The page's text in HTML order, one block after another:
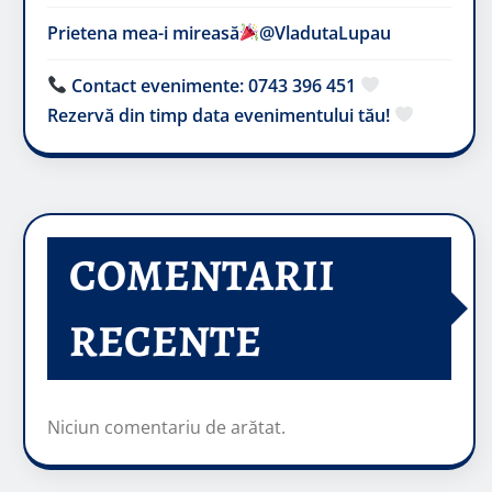
Prietena mea-i mireasă​ @VladutaLupau
Contact evenimente: 0743 396 451
Rezervă din timp data evenimentului tău!
COMENTARII
RECENTE
Niciun comentariu de arătat.